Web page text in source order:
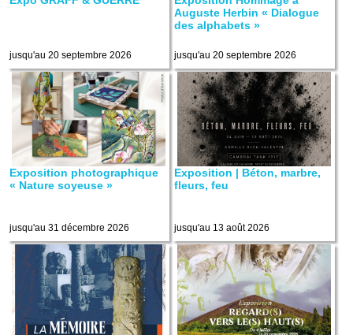
jusqu'au 20 septembre 2026
Auguste Herbin « Dialogue
des alphabets »
jusqu'au 20 septembre 2026
Exposition photographique
« Nature soyeuse »
jusqu'au 31 décembre 2026
Exposition | Béton, marbre,
fleurs, feu
jusqu'au 13 août 2026